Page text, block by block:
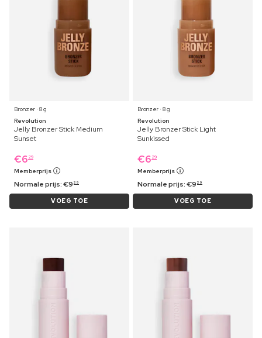
Bronzer ⋅ 8 g
Revolution
Jelly Bronzer Stick Medium
Sunset
€6 29
Memberprijs
Normale prijs:€9 29
VOEG TOE
Bronzer ⋅ 8 g
Revolution
Jelly Bronzer Stick Light
Sunkissed
€6 29
Memberprijs
Normale prijs:€9 29
VOEG TOE